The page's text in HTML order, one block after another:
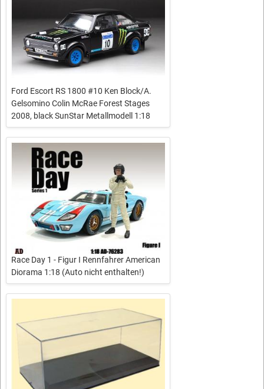
Ford Escort RS 1800 #10 Ken Block/A.
Gelsomino Colin McRae Forest Stages
2008, black SunStar Metallmodell 1:18
Race Day 1 - Figur I Rennfahrer American
Diorama 1:18 (Auto nicht enthalten!)